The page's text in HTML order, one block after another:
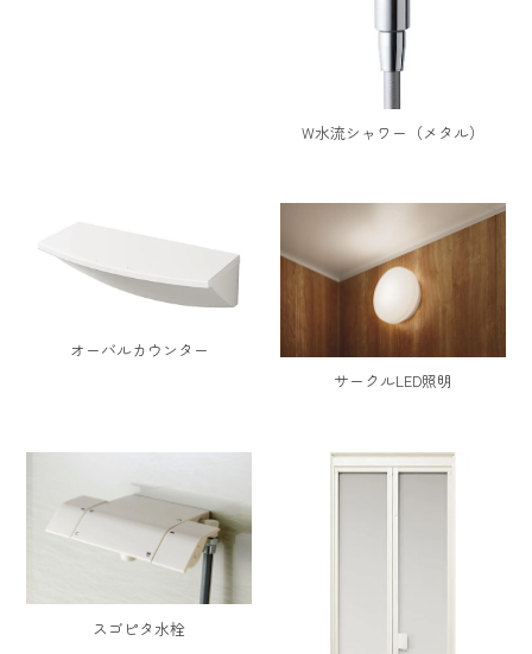
W水流シャワー（メタル）
オーバルカウンター
サークルLED照明
スゴピタ水栓